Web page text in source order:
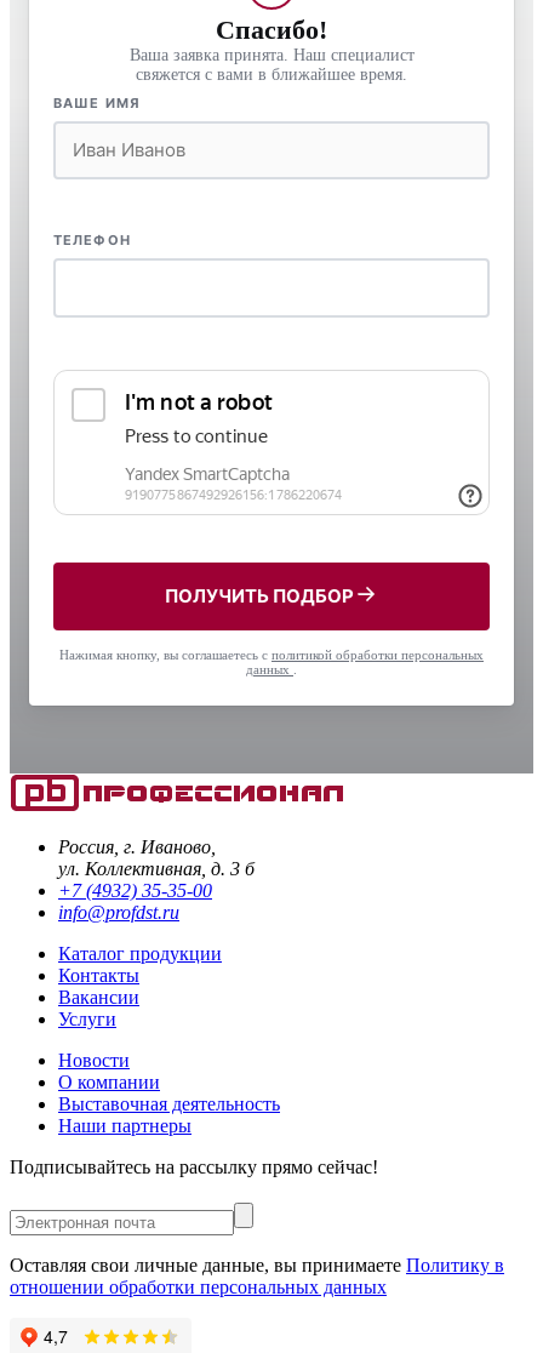
Спасибо!
Ваша заявка принята. Наш специалист
свяжется с вами в ближайшее время.
ВАШЕ ИМЯ
ТЕЛЕФОН
ПОЛУЧИТЬ ПОДБОР
Нажимая кнопку, вы соглашаетесь с политикой обработки персональных
данных
Россия, г. Иваново,
ул. Коллективная, д. 3 б
+7 (4932) 35-35-00
info@profdst.ru
Каталог продукции
Контакты
Вакансии
Услуги
Новости
О компании
Выставочная деятельность
Наши партнеры
Подписывайтесь на рассылку прямо сейчас!
Оставляя свои личные данные, вы принимаете Политику в
отношении обработки персональных данных